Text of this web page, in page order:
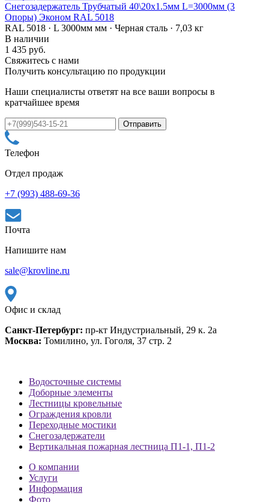
Снегозадержатель Трубчатый 40\20х1.5мм L=3000мм (3
Опоры) Эконом RAL 5018
RAL 5018 · L 3000мм мм · Черная сталь · 7,03 кг
В наличии
1 435 руб.
Свяжитесь с нами
Получить консультацию по продукции
Наши специалисты ответят на все ваши вопросы в
кратчайшее время
Телефон
Отдел продаж
+7 (993) 488-69-36
Почта
Напишите нам
sale@krovline.ru
Офис и склад
Санкт-Петербург: пр-кт Индустриальный, 29 к. 2а
Москва: Томилино, ул. Гоголя, 37 стр. 2
Водосточные системы
Доборные элементы
Лестницы кровельные
Ограждения кровли
Переходные мостики
Снегозадержатели
Вертикальная пожарная лестница П1-1, П1-2
О компании
Услуги
Информация
Фото